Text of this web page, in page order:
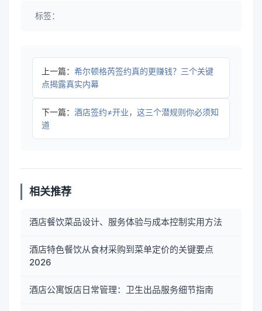
标签：
上一篇： 希尔顿格芮签约真的更赚钱？三个关键
点揭露真实内幕
下一篇： 酒店签约≠开业，这三个潜规则你必须知
道
相关推荐
酒店餐饮菜品设计、服务体验与成本控制实用方法
酒店特色餐饮从食材采购到菜单定价的关键要点
2026
酒店公寓饭店日常管理：卫生出品服务细节指南